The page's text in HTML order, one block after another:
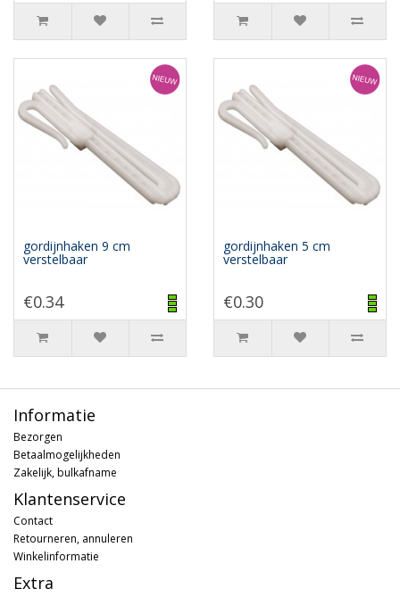
gordijnhaken 9 cm
verstelbaar
€0.34
gordijnhaken 5 cm
verstelbaar
€0.30
Informatie
Bezorgen
Betaalmogelijkheden
Zakelijk, bulkafname
Klantenservice
Contact
Retourneren, annuleren
Winkelinformatie
Extra